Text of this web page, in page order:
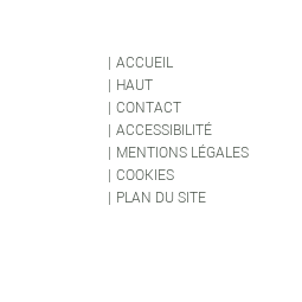
ACCUEIL
HAUT
CONTACT
ACCESSIBILITÉ
MENTIONS LÉGALES
COOKIES
PLAN DU SITE